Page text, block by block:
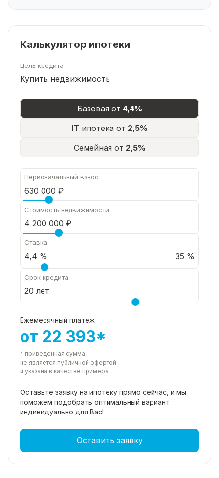
Калькулятор ипотеки
Цель кредита
Купить недвижимость
Базовая от 4,4%
IT ипотека от 2,5%
Семейная от 2,5%
Первоначальный взнос
Стоимость недвижимости
Ставка
35 %
Срок кредита
Ежемесячный платеж
от 22 393*
* приведенная сумма
не является публичной офертой
и указана в качестве примера
Оставьте заявку на ипотеку прямо сейчас, и мы
поможем подобрать оптимальный вариант
индивидуально для Вас!
Оставить заявку